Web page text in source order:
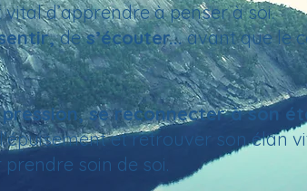
d’apprendre à penser à soi.
des’écouter...avant que le
se reconnecter à son
et retrouver son élan
soin de soi.